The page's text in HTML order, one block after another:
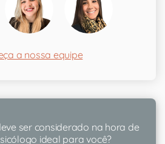
a nossa equipe
ser considerado na hora de
ideal para você?